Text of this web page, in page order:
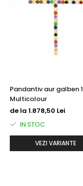
Pandantiv aur galben
Multicolour
de la 1.878,50 Lei
IN STOC
VEZI VARIANTE